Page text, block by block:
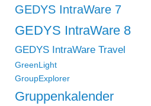
GEDYS IntraWare 7
GEDYS IntraWare 8
GEDYS IntraWare Travel
GreenLight
GroupExplorer
Gruppenkalender